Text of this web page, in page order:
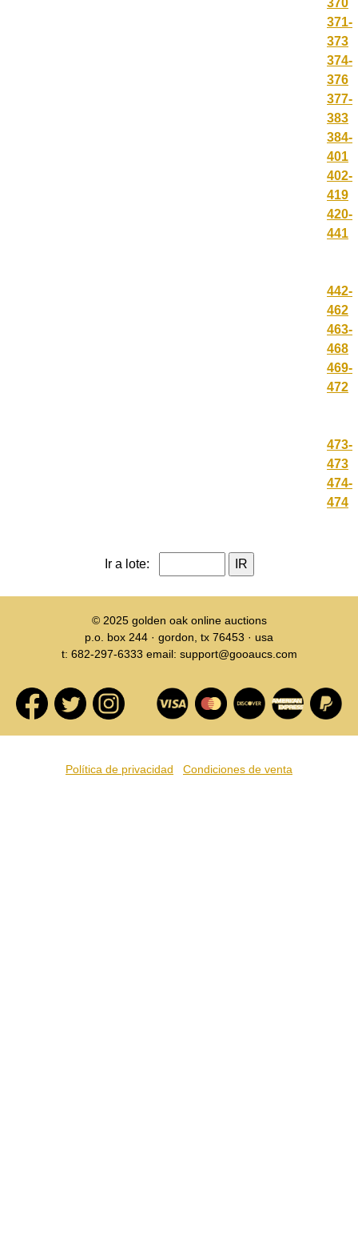
371-
373
374-
376
377-
383
384-
401
402-
419
420-
441
442-
462
463-
468
469-
472
473-
473
474-
474
Ir a lote:
© 2025 golden oak online auctions
p.o. box 244 · gordon, tx 76453 · usa
t: 682-297-6333 email: support@gooaucs.com
Política de privacidad Condiciones de venta